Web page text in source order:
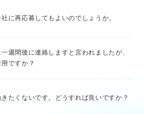
に再応募してもよいのでしょうか。
週間後に連絡しますと言われましたが、
ですか？
たくないです。どうすれば良いですか？